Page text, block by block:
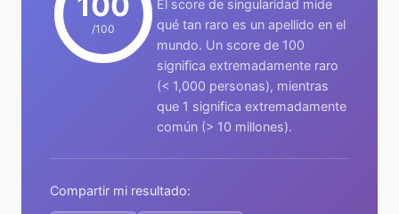
/100
El score de singularidad mide
qué tan raro es un apellido en el
mundo. Un score de 100
significa extremadamente raro
(< 1,000 personas), mientras
que 1 significa extremadamente
común (> 10 millones).
Compartir mi resultado: